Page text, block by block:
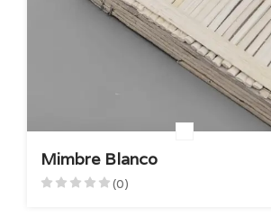
Mimbre Blanco
(0)